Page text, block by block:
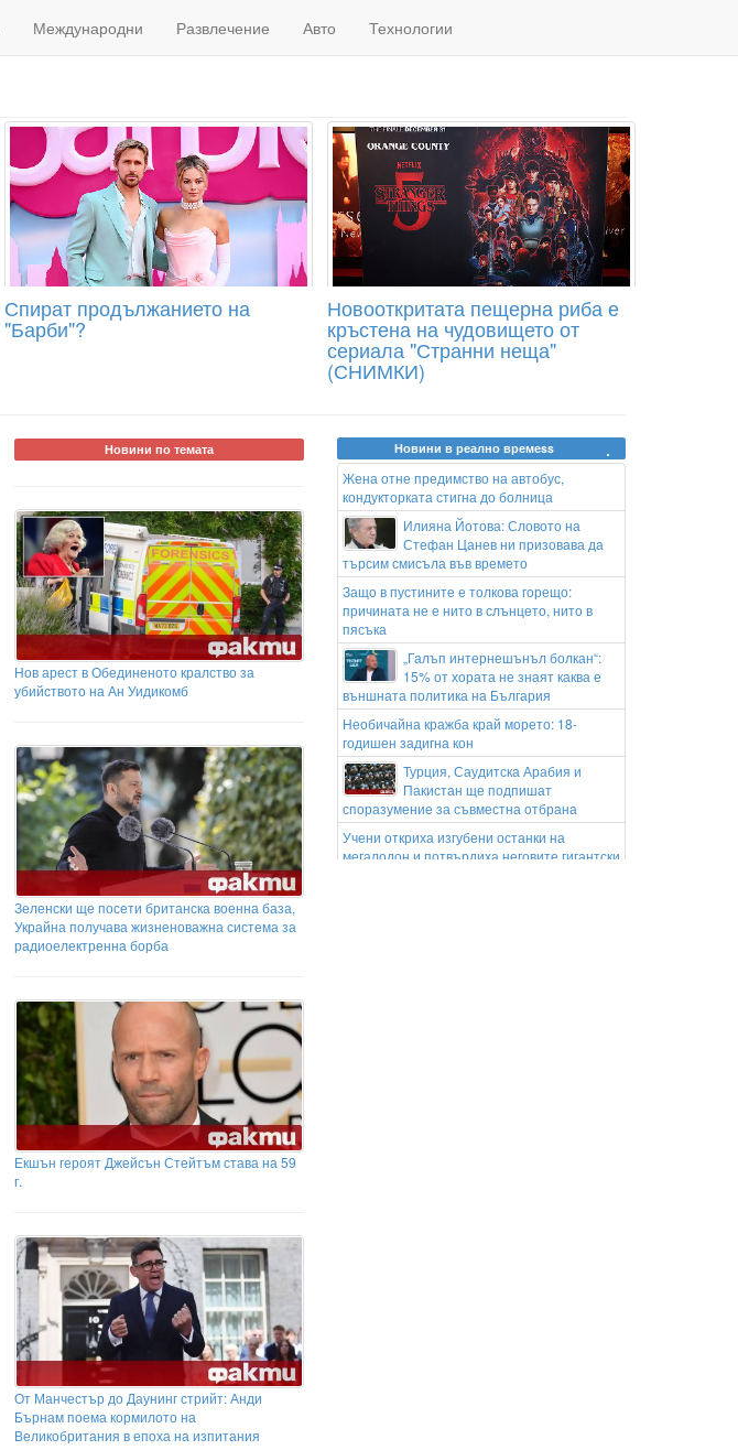
Международни Развлечение Авто Технологии
Спират продължанието на
"Барби"?
Новооткритата пещерна риба е
кръстена на чудовището от
сериала "Странни неща"
(СНИМКИ)
Новини по темата
Нов арест в Обединеното кралство за
убийството на Ан Уидикомб
Зеленски ще посети британска военна база,
Украйна получава жизненоважна система за
радиоелектренна борба
Екшън героят Джейсън Стейтъм става на 59
г.
От Манчестър до Даунинг стрийт: Анди
Бърнам поема кормилото на
Великобритания в епоха на изпитания
Новини в реално времеss
Жена отне предимство на автобус,
кондукторката стигна до болница
Илияна Йотова: Словото на
Стефан Цанев ни призовава да
търсим смисъла във времето
Защо в пустините е толкова горещо:
причината не е нито в слънцето, нито в
пясъка
„Галъп интернешънъл болкан“:
15% от хората не знаят каква е
външната политика на България
Необичайна кражба край морето: 18-
годишен задигна кон
Турция, Саудитска Арабия и
Пакистан ще подпишат
споразумение за съвместна отбрана
Учени откриха изгубени останки на
мегалодон и потвърдиха неговите гигантски